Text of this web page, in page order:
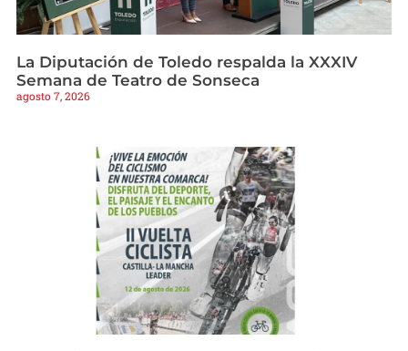
La Diputación de Toledo respalda la XXXIV
Semana de Teatro de Sonseca
agosto 7, 2026